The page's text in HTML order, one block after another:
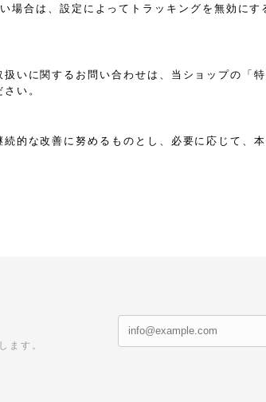
場合は、設定によってトラッキングを無効
いに関するお問い合わせは、当ショップの「
い。
的な改善に努めるものとし、必要に応じて、
ます。